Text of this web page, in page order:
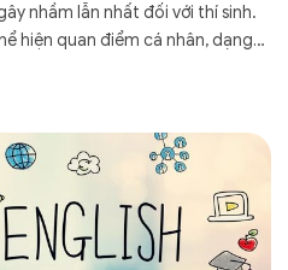
nhầm lẫn nhất đối với thí sinh.
hiện quan điểm cá nhân, dạng